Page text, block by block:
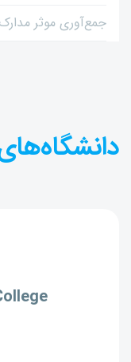
جمع‌آوری موثر مدارک